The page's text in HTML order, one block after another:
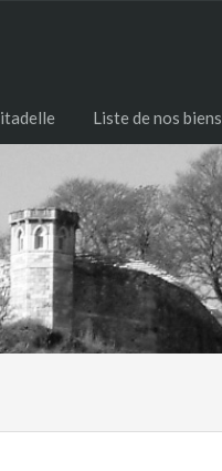
Liste de nos biens